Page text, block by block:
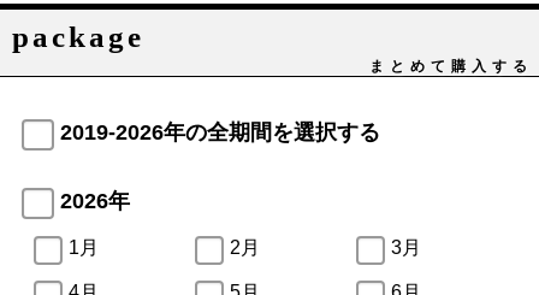
package
まとめて購入する
2019-2026年の全期間を選択する
2026年
1月 2月 3月